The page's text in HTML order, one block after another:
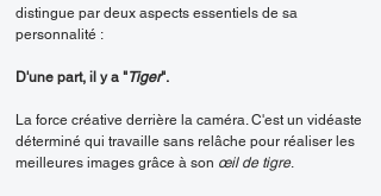
distingue par deux aspects essentiels de sa
personnalité :
D'une part, il y a "Tiger".
La force créative derrière la caméra. C'est un vidéaste
déterminé qui travaille sans relâche pour réaliser les
meilleures images grâce à son œil de tigre.